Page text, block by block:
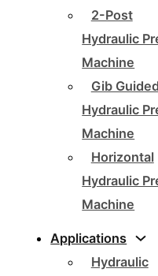
2-Post
Hydraulic
Machine
Gib
Hydraulic
Machine
Horizontal
Hydraulic
Machine
Applications
Hydraulic